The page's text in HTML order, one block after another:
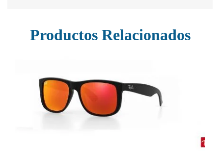
Productos Relacionados